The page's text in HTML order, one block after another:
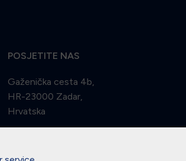
POSJETITE NAS
Gaženička cesta 4b,
HR-23000 Zadar,
Hrvatska